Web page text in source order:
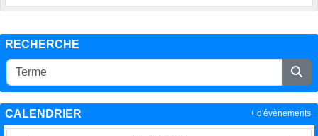
RECHERCHE
CALENDRIER + d'évènements